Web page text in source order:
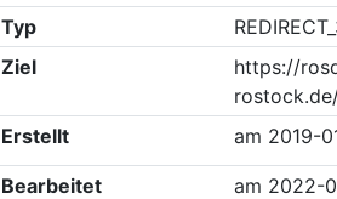
Typ
Ziel
https://
Erstellt
am 2019-
Bearbeitet am 2022-